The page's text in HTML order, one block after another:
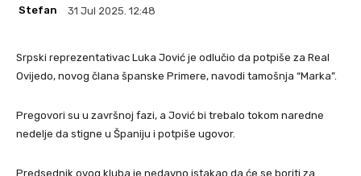
Stefan 31 Jul 2025. 12:48
Srpski reprezentativac Luka Jović je odlučio da potpiše za Real
Ovijedo, novog člana španske Primere, navodi tamošnja “Marka”.
Pregovori su u završnoj fazi, a Jović bi trebalo tokom naredne
nedelje da stigne u Španiju i potpiše ugovor.
Predsednik ovog kluba je nedavno istakao da će se boriti za